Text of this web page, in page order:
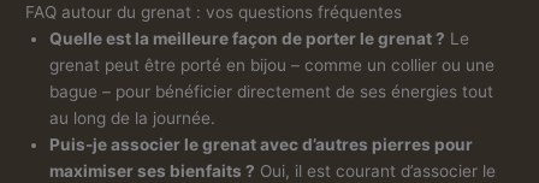
FAQ autour du grenat : vos questions fréquentes
Quelle est la meilleure façon de porter le grenat ? Le
grenat peut être porté en bijou – comme un collier ou une
bague – pour bénéficier directement de ses énergies tout
au long de la journée.
Puis-je associer le grenat avec d’autres pierres pour
maximiser ses bienfaits ? Oui, il est courant d’associer le